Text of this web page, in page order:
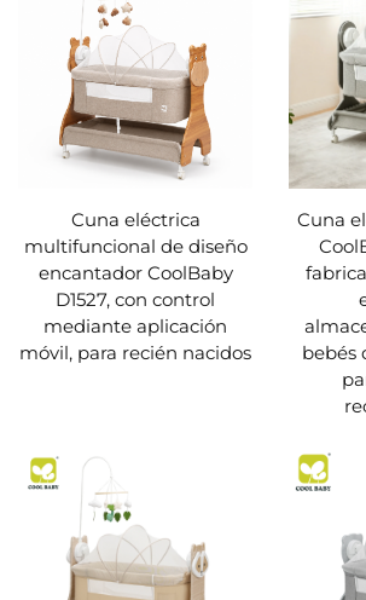
Cuna eléctrica
multifuncional de diseño
encantador CoolBaby
D1527, con control
mediante aplicación
móvil, para recién nacidos
Cuna
bebés